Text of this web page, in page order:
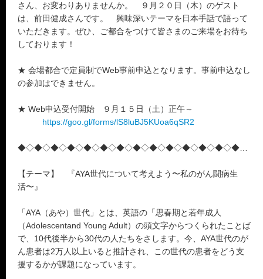
さん、お変わりありませんか。 ９月２０日（木）のゲスト
は、前田健成さんです。 興味深いテーマを日本手話で語って
いただきます。ぜひ、ご都合をつけて皆さまのご来場をお待ち
しております！
★ 会場都合で定員制でWeb事前申込となります。事前申込なし
の参加はできません。
★ Web申込受付開始 ９月１５日（土）正午～
https://goo.gl/forms/lS8luBJ5KUoa6qSR2
◆◇◆◇◆◇◆◇◆◇◆◇◆◇◆◇◆◇◆◇◆◇◆◇◆◇◆◇◆
【テーマ】 『AYA世代について考えよう〜私のがん闘病生
活〜』
「AYA（あや）世代」とは、英語の「思春期と若年成人
（Adolescentand Young Adult）の頭文字からつくられたことば
で、10代後半から30代の人たちをさします。今、AYA世代のが
ん患者は2万人以上いると推計され、この世代の患者をどう支
援するかが課題になっています。